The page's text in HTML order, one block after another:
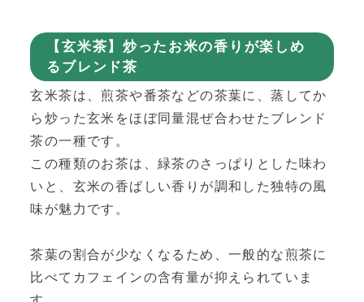
【玄米茶】炒ったお米の香りが楽しめ
るブレンド茶
玄米茶は、煎茶や番茶などの茶葉に、蒸してか
ら炒った玄米をほぼ同量混ぜ合わせたブレンド
茶の一種です。
この種類のお茶は、緑茶のさっぱりとした味わ
いと、玄米の香ばしい香りが調和した独特の風
味が魅力です。
茶葉の割合が少なくなるため、一般的な煎茶に
比べてカフェインの含有量が抑えられていま